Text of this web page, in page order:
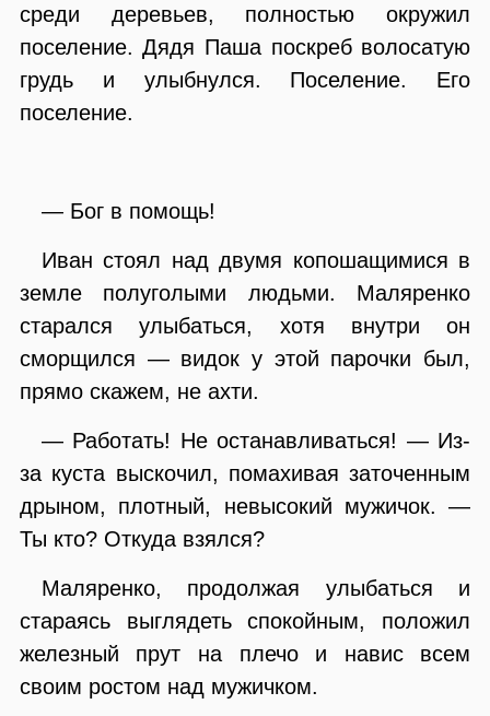
среди деревьев, полностью окружил
поселение. Дядя Паша поскреб волосатую
грудь и улыбнулся. Поселение. Его
поселение.
— Бог в помощь!
Иван стоял над двумя копошащимися в
земле полуголыми людьми. Маляренко
старался улыбаться, хотя внутри он
сморщился — видок у этой парочки был,
прямо скажем, не ахти.
— Работать! Не останавливаться! — Из-
за куста выскочил, помахивая заточенным
дрыном, плотный, невысокий мужичок. —
Ты кто? Откуда взялся?
Маляренко, продолжая улыбаться и
стараясь выглядеть спокойным, положил
железный прут на плечо и навис всем
своим ростом над мужичком.